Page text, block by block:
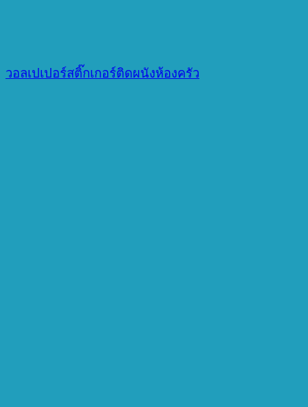
วอลเปเปอร์สติ๊กเกอร์ติดผนังห้องครัว